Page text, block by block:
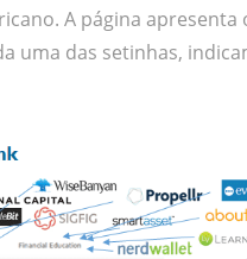
A página apresenta
uma das setinhas,